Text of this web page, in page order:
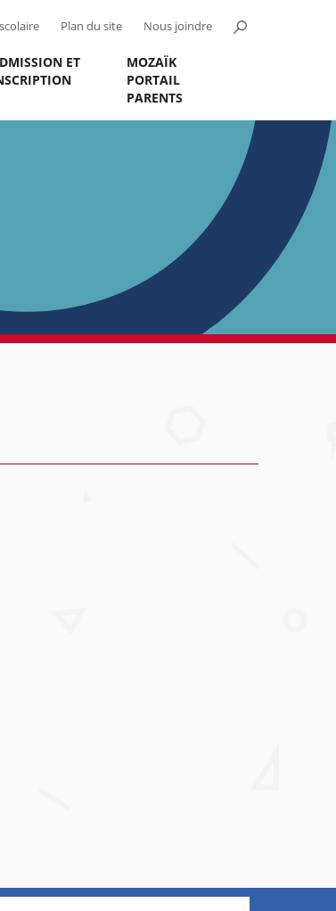
Plan du site Nous joindre
ET
MOZAÏK
PORTAIL
PARENTS